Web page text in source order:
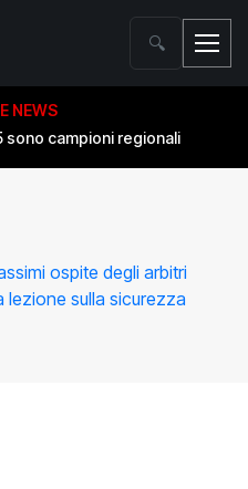
🔍
NEWS
sono campioni regionali
ospite degli arbitri
lezione sulla sicurezza